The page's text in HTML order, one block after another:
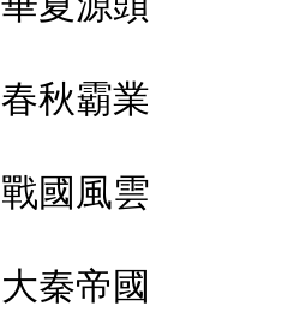
春秋霸業
戰國風雲
大秦帝國